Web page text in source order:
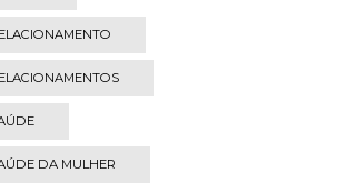
DA MULHER